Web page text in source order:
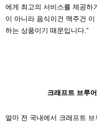
에게 최고의 서비스를 제공하
이 아니라 음식이건 맥주건
하는 상품이기 때문입니다.”
크래프트 브루
얼마 전 국내에서 크래프트